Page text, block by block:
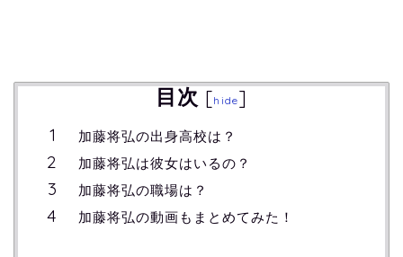
目次 [hide]
加藤将弘の出身高校は？
加藤将弘は彼女はいるの？
加藤将弘の職場は？
加藤将弘の動画もまとめてみた！